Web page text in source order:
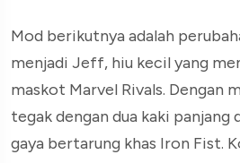
Mod berikutnya adalah
menjadi Jeff, hiu kecil yang
maskot Marvel Rivals. Dengan
tegak dengan dua kaki panjang
gaya bertarung khas Iron Fist.